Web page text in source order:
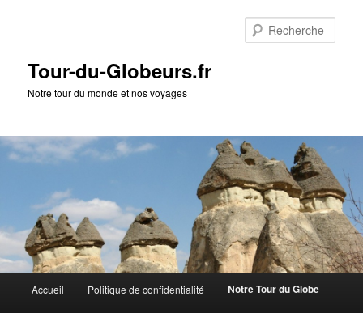
Tour-du-Globeurs.fr
Notre tour du monde et nos voyages
principal
Aller
Aller
Accueil Politique de confidentialité Notre Tour du Globe